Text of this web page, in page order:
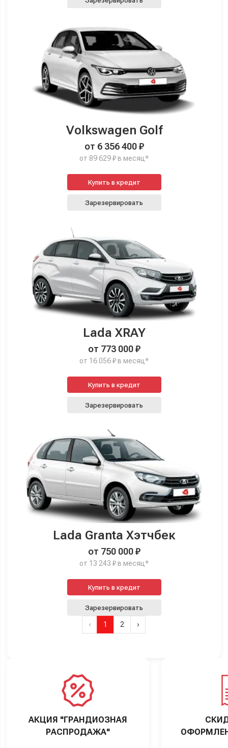
Volkswagen Golf
от 6 356 400 ₽
от 89 629 ₽ в месяц*
Купить в кредит
Зарезервировать
Lada XRAY
от 773 000 ₽
от 16 056 ₽ в месяц*
Купить в кредит
Зарезервировать
Lada Granta Хэтчбек
от 750 000 ₽
от 13 243 ₽ в месяц*
Купить в кредит
Зарезервировать
‹ 1 2 ›
АКЦИЯ "ГРАНДИОЗНАЯ
РАСПРОДАЖА"